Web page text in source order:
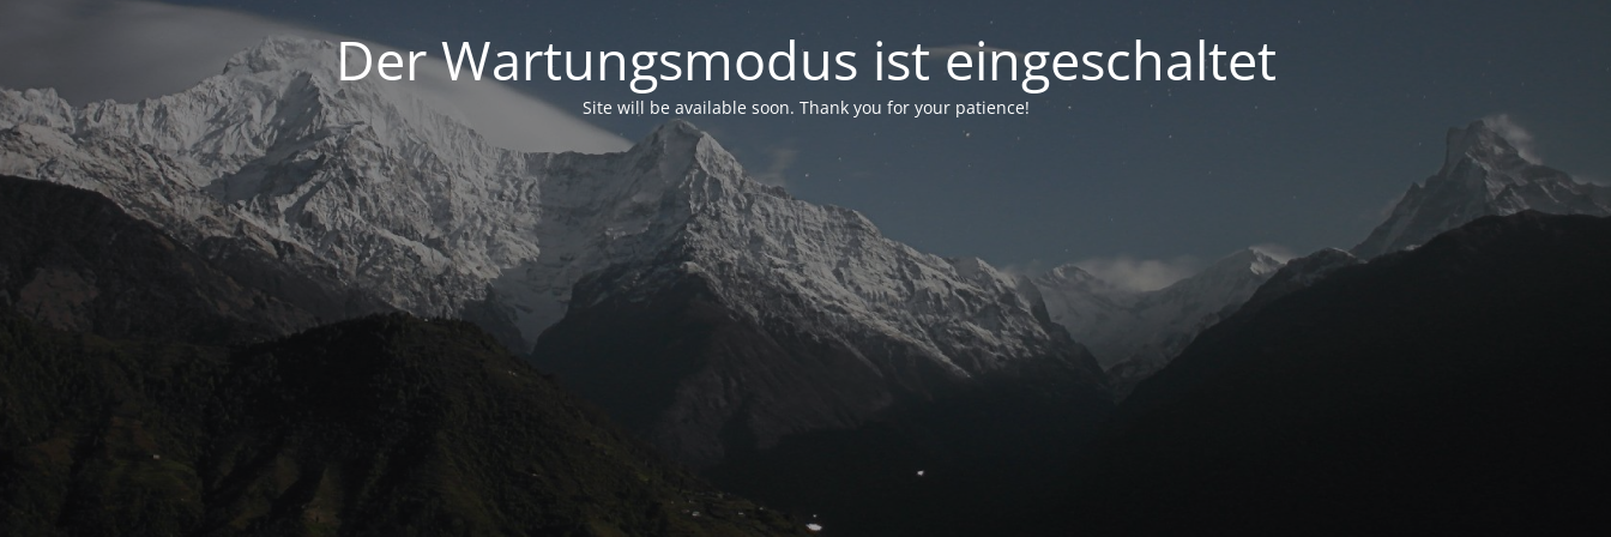
Der Wartungsmodus ist eingeschaltet
Site will be available soon. Thank you for your patience!